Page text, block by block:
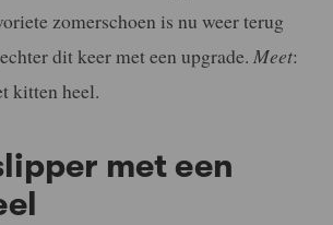
zomerschoen is nu weer terug
dit keer met een upgrade. Meet:
kitten heel.
met een